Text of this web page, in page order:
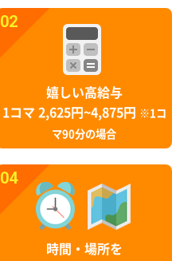
02
嬉しい高給与
1コマ 2,625円~4,875円
※1コ
マ90分の場合
04
時間・場所を